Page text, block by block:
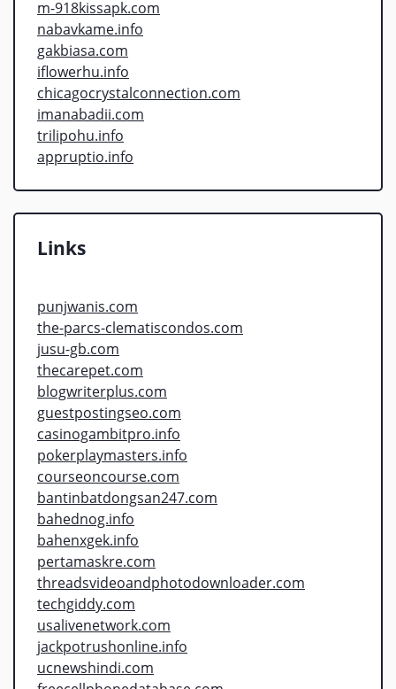
m-918kissapk.com
nabavkame.info
gakbiasa.com
iflowerhu.info
chicagocrystalconnection.com
imanabadii.com
trilipohu.info
appruptio.info
Links
punjwanis.com
the-parcs-clematiscondos.com
jusu-gb.com
thecarepet.com
blogwriterplus.com
guestpostingseo.com
casinogambitpro.info
pokerplaymasters.info
courseoncourse.com
bantinbatdongsan247.com
bahednog.info
bahenxgek.info
pertamaskre.com
threadsvideoandphotodownloader.com
techgiddy.com
usalivenetwork.com
jackpotrushonline.info
ucnewshindi.com